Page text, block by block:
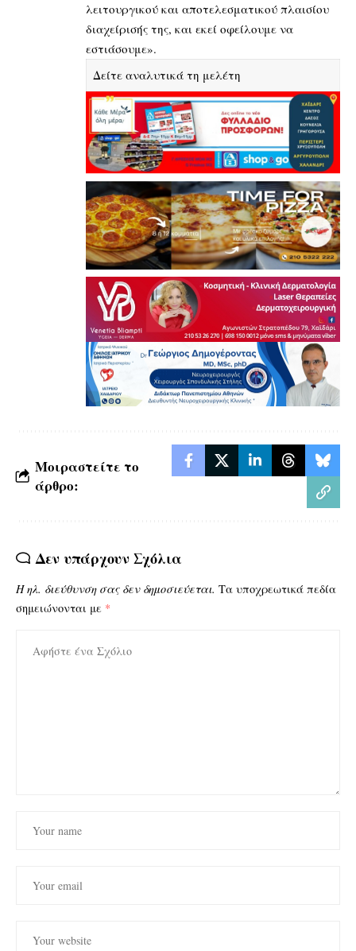
λειτουργικού και αποτελεσματικού πλαισίου
διαχείρισής της, και εκεί οφείλουμε να
εστιάσουμε».
Δείτε αναλυτικά τη μελέτη
Μοιραστείτε το
άρθρο:
Δεν υπάρχουν Σχόλια
Η ηλ. διεύθυνση σας δεν δημοσιεύεται. Τα υποχρεωτικά πεδία
σημειώνονται με *